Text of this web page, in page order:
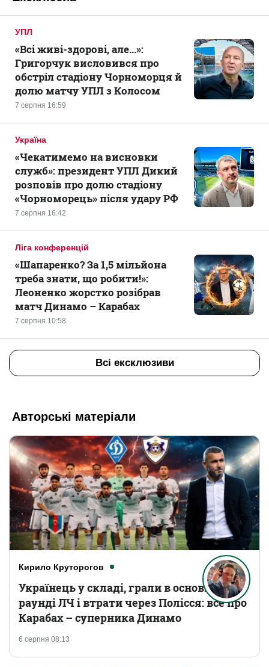
УПЛ
7 серпня 16:59
«Всі живі-здорові, але...»:
Григорчук висловився про
обстріл стадіону Чорноморця й
долю матчу УПЛ з Колосом
Україна
7 серпня 16:42
«Чекатимемо на висновки
служб»: президент УПЛ Дикий
розповів про долю стадіону
«Чорноморець» після удару РФ
Ліга конференцій
7 серпня 10:58
«Шапаренко? За 1,5 мільйона
треба знати, що робити!»:
Леоненко жорстко розібрав
матч Динамо – Карабах
Всі ексклюзиви
Авторські матеріали
Кирило Круторогов
6 серпня 08:13
Українець у складі, грали в основному
раунді ЛЧ і втрати через Полісся: все про
Карабах – суперника Динамо